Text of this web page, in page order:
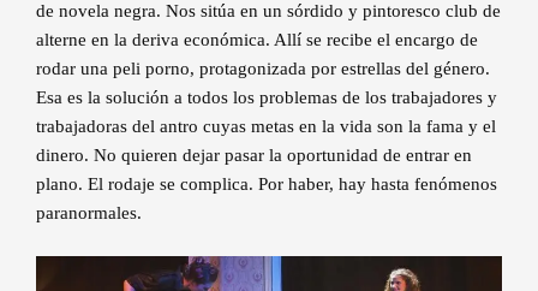
de novela negra. Nos sitúa en un sórdido y pintoresco club de
alterne en la deriva económica. Allí se recibe el encargo de
rodar una peli porno, protagonizada por estrellas del género.
Esa es la solución a todos los problemas de los trabajadores y
trabajadoras del antro cuyas metas en la vida son la fama y el
dinero. No quieren dejar pasar la oportunidad de entrar en
plano. El rodaje se complica. Por haber, hay hasta fenómenos
paranormales.